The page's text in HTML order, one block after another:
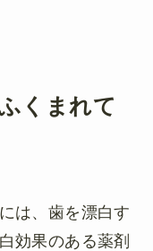
くまれて
は、歯を漂白す
効果のある薬剤